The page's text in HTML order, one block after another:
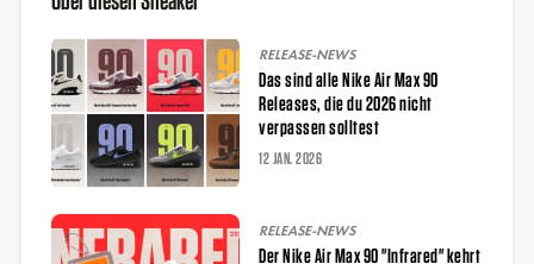
RELEASE-NEWS
Das sind alle Nike Air Max 90
Releases, die du 2026 nicht
verpassen solltest
12 JAN. 2026
RELEASE-NEWS
Der Nike Air Max 90 "Infrared" kehrt